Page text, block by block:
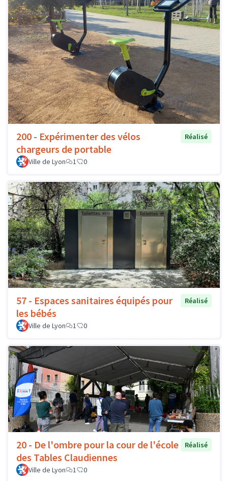
200 - Expérimenter des vélos
chargeurs de portable
Réalisé
Ville de Lyon 1 0
57 - Espaces sanitaires équipés pour
les bébés
Réalisé
Ville de Lyon 1 0
20 - De l'ombre pour la cour de l'école
des Tables Claudiennes
Réalisé
Ville de Lyon 1 0